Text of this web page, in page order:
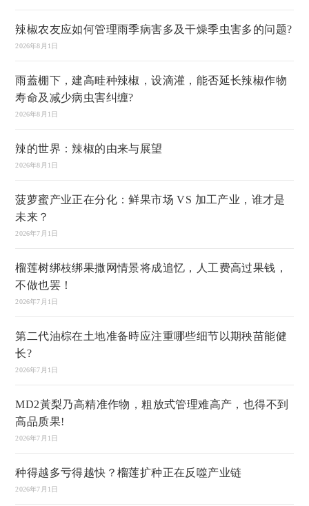
辣椒农友应如何管理雨季病害多及干燥季虫害多的问题?
2026年8月1日
雨蓋棚下，建高畦种辣椒，设滴灌，能否延长辣椒作物
寿命及减少病虫害纠缠?
2026年8月1日
辣的世界：辣椒的由来与展望
2026年8月1日
菠萝蜜产业正在分化：鲜果市场 VS 加工产业，谁才是
未来？
2026年7月1日
榴莲树绑枝绑果撒网情景将成追忆，人工费高过果钱，
不做也罢！
2026年7月1日
第二代油棕在土地准备時应注重哪些细节以期秧苗能健
长?
2026年7月1日
MD2黃梨乃高精准作物，粗放式管理难高产，也得不到
高品质果!
2026年7月1日
种得越多亏得越快？榴莲扩种正在反噬产业链
2026年7月1日